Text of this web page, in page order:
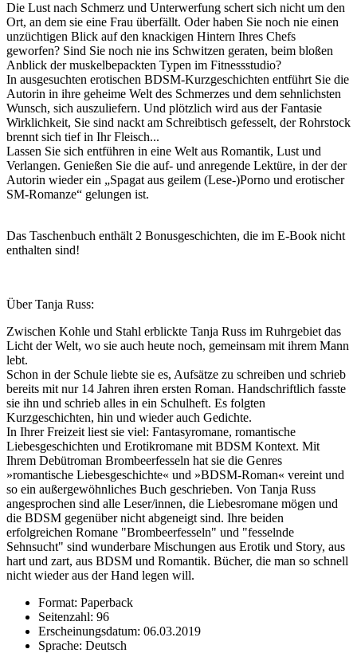
Die Lust nach Schmerz und Unterwerfung schert sich nicht um den
Ort, an dem sie eine Frau überfällt. Oder haben Sie noch nie einen
unzüchtigen Blick auf den knackigen Hintern Ihres Chefs
geworfen? Sind Sie noch nie ins Schwitzen geraten, beim bloßen
Anblick der muskelbepackten Typen im Fitnessstudio?
In ausgesuchten erotischen BDSM-Kurzgeschichten entführt Sie die
Autorin in ihre geheime Welt des Schmerzes und dem sehnlichsten
Wunsch, sich auszuliefern. Und plötzlich wird aus der Fantasie
Wirklichkeit, Sie sind nackt am Schreibtisch gefesselt, der Rohrstock
brennt sich tief in Ihr Fleisch...
Lassen Sie sich entführen in eine Welt aus Romantik, Lust und
Verlangen. Genießen Sie die auf- und anregende Lektüre, in der der
Autorin wieder ein „Spagat aus geilem (Lese-)Porno und erotischer
SM-Romanze“ gelungen ist.
Das Taschenbuch enthält 2 Bonusgeschichten, die im E-Book nicht
enthalten sind!
Über Tanja Russ:
Zwischen Kohle und Stahl erblickte Tanja Russ im Ruhrgebiet das
Licht der Welt, wo sie auch heute noch, gemeinsam mit ihrem Mann
lebt.
Schon in der Schule liebte sie es, Aufsätze zu schreiben und schrieb
bereits mit nur 14 Jahren ihren ersten Roman. Handschriftlich fasste
sie ihn und schrieb alles in ein Schulheft. Es folgten
Kurzgeschichten, hin und wieder auch Gedichte.
In Ihrer Freizeit liest sie viel: Fantasyromane, romantische
Liebesgeschichten und Erotikromane mit BDSM Kontext. Mit
Ihrem Debütroman Brombeerfesseln hat sie die Genres
»romantische Liebesgeschichte« und »BDSM-Roman« vereint und
so ein außergewöhnliches Buch geschrieben. Von Tanja Russ
angesprochen sind alle Leser/innen, die Liebesromane mögen und
die BDSM gegenüber nicht abgeneigt sind. Ihre beiden
erfolgreichen Romane "Brombeerfesseln" und "fesselnde
Sehnsucht" sind wunderbare Mischungen aus Erotik und Story, aus
hart und zart, aus BDSM und Romantik. Bücher, die man so schnell
nicht wieder aus der Hand legen will.
Format: Paperback
Seitenzahl: 96
Erscheinungsdatum: 06.03.2019
Sprache: Deutsch